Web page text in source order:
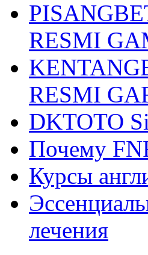
RESMI
RESMI
DKTOTO
Почему
Курсы
лечения